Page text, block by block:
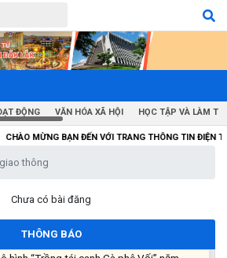
Tiếng Việt Tiếng Anh
ĐỘNG VĂN HÓA XÃ HỘI HỌC TẬP VÀ LÀM
BẠN ĐẾN VỚI TRANG THÔNG TIN ĐIỆN TỬ XÃ CUÔR
thông
Chưa có bài đăng
THÔNG BÁO
ánh, kiến nghị về quy định thủ tục
Luật tương trợ tư pháp về dân sự và
tiết, hướng dẫn thi hành
đảo liên quan đến thủ tục đất đai
hình “Trồng tái canh Cà phê Vối” năm